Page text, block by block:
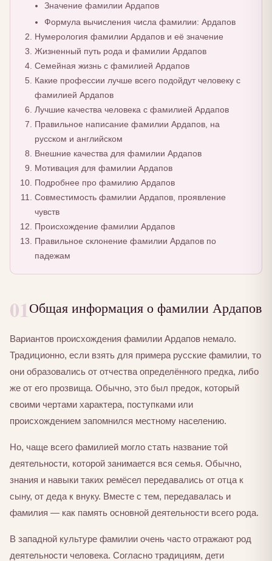
Значение фамилии Ардапов
Формула вычисления числа фамилии: Ардапов
Нумерология фамилии Ардапов и её значение
Жизненный путь рода и фамилии Ардапов
Семейная жизнь с фамилией Ардапов
Какие профессии лучше всего подойдут человеку с
фамилией Ардапов
Лучшие качества человека с фамилией Ардапов
Правильное написание фамилии Ардапов, на
русском и английском
Внешние качества для фамилии Ардапов
Мотивация для фамилии Ардапов
Подробнее про фамилию Ардапов
Совместимость фамилии Ардапов, проявление
чувств
Происхождение фамилии Ардапов
Правильное склонение фамилии Ардапов по
падежам
01Общая информация о фамилии Ардапов
Вариантов происхождения фамилии Ардапов немало.
Традиционно, если взять для примера русские фамилии, то
они образовались от отчества определённого предка, либо
же от его прозвища. Обычно, это был предок, который
своими чертами характера, поступками или
происхождением запомнился местному населению.
Но, чаще всего фамилией могло стать название той
деятельности, которой занимается вся семья. Обычно,
знания и навыки таких ремёсел передавались от отца к
сыну, от деда к внуку. Вместе с тем, передавалась и
фамилия — как память основной деятельности всего рода.
В западной культуре фамилии очень часто отражают род
деятельности человека. Согласно традициям, дети